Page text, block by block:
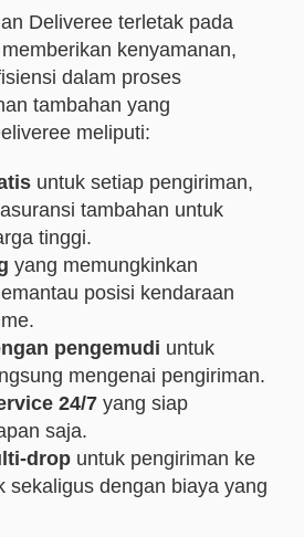
Deliveree terletak pada
kenyamanan,
dalam proses
tambahan yang
meliputi:
untuk setiap pengiriman,
tambahan untuk
tinggi.
yang memungkinkan
posisi kendaraan
pengemudi untuk
mengenai pengiriman.
24/7 yang siap
saja.
drop untuk pengiriman ke
sekaligus dengan biaya yang